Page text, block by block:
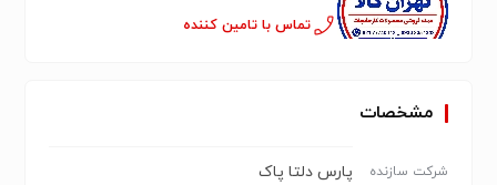
تماس با تامین کننده
مشخصات
شرکت سازنده پارس دلتا پاک